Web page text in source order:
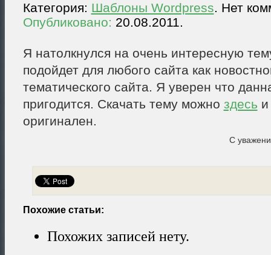
Категория: Шаблоны Wordpress. Нет
Опубликовано: 20.08.2011.
Я натолкнулся на очень интересную
подойдет для любого сайта как
тематического сайта. Я уверен что
пригодится. Скачать тему можно здесь
оригинален.
С
Похожие статьи:
Похожих записей нету.